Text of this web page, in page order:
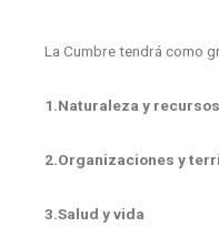
La Cumbre tendrá como
1.Naturaleza y recursos
2.Organizaciones y
3.Salud y vida